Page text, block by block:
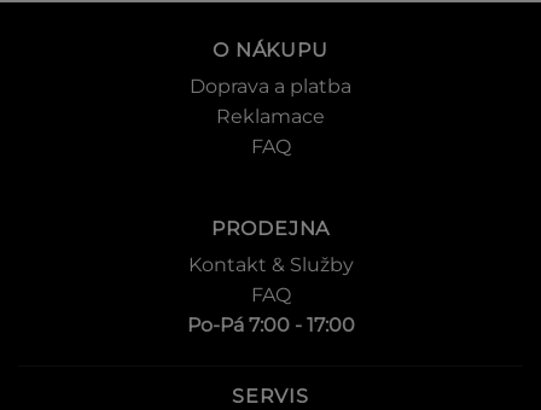
O NÁKUPU
Doprava a platba
Reklamace
FAQ
PRODEJNA
Kontakt & Služby
FAQ
Po-Pá 7:00 - 17:00
SERVIS